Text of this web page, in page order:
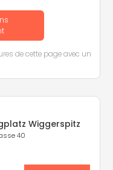
de cette page avec un
Wiggerspitz
40